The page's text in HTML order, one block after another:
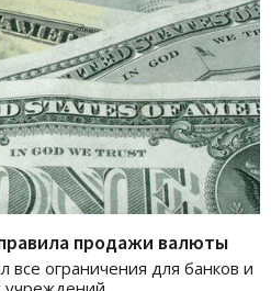
продажи валюты
все ограничения для банков и